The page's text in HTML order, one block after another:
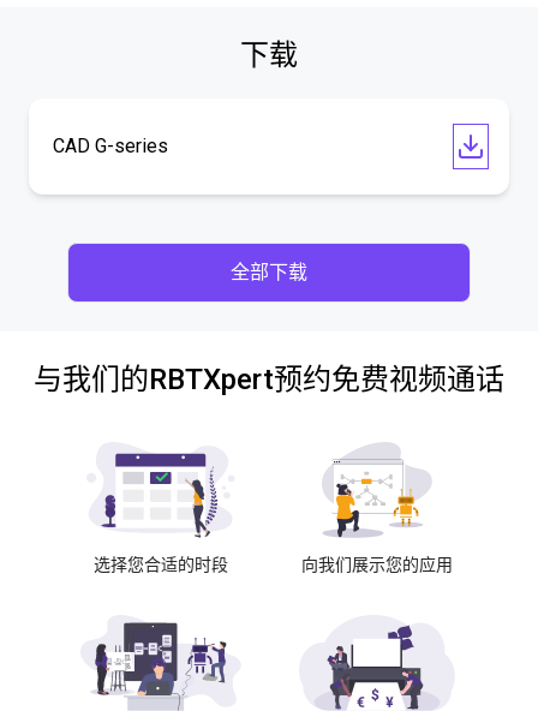
下载
CAD G-series
全部下载
与我们的RBTXpert预约免费视频通话
选择您合适的时段 向我们展示您的应用